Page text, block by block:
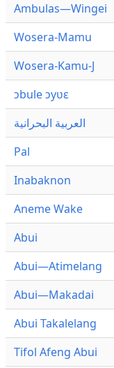
Ambulas—Wingei
Wosera-Mamu
Wosera-Kamu-J
ɔbule ɔyʋɛ
العربية البحرانية
Pal
Inabaknon
Aneme Wake
Abui
Abui—Atimelang
Abui—Makadai
Abui Takalelang
Tifol Afeng Abui